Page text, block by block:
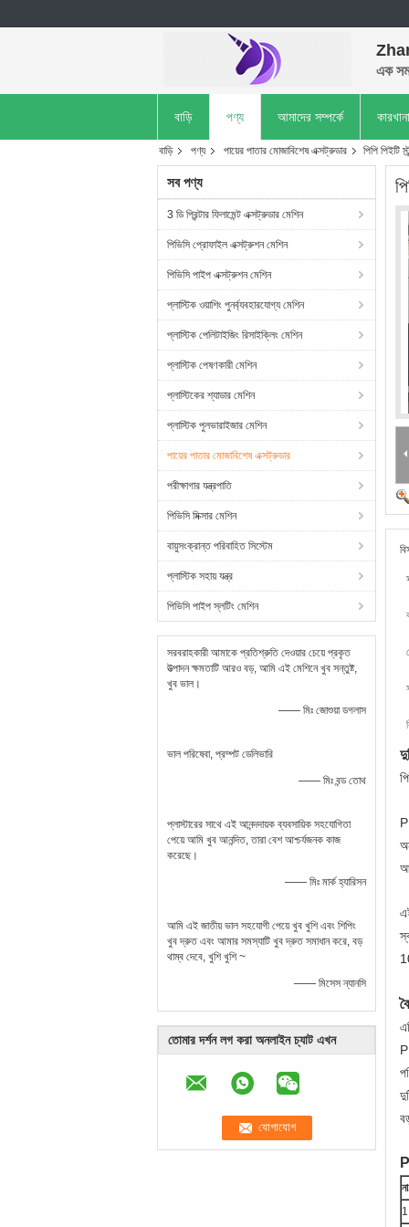
এক
বাড়ি পণ্য আমাদের সম্পর্কে
বাড়ি পণ্য পায়ের পাতার মোজাবিশেষ এক্সট্রুডার পিপি পিইটি
সব পণ্য
3 ডি প্রিন্টার ফিলামেন্ট এক্সট্রুডার মেশিন
পিভিসি প্রোফাইল এক্সট্রুশন মেশিন
পিভিসি পাইপ এক্সট্রুশন মেশিন
প্লাস্টিক ওয়াশিং পুনর্ব্যবহারযোগ্য মেশিন
প্লাস্টিক পেলিটাইজিং রিসাইক্লিং মেশিন
প্লাস্টিক পেষণকারী মেশিন
প্লাস্টিকের শ্যাডার মেশিন
প্লাস্টিক পুলভারাইজার মেশিন
পায়ের পাতার মোজাবিশেষ এক্সট্রুডার
পরীক্ষাগার যন্ত্রপাতি
পিভিসি মিক্সার মেশিন
বায়ুসংক্রান্ত পরিবাহিত সিস্টেম
প্লাস্টিক সহায় যন্ত্র
পিভিসি পাইপ স্লটিং মেশিন
সরবরাহকারী আমাকে প্রতিশ্রুতি দেওয়ার চেয়ে প্রকৃত
উত্পাদন ক্ষমতাটি আরও বড়, আমি এই মেশিনে খুব সন্তুষ্ট,
খুব ভাল।
—— মিঃ জোশুয়া ডগলাস
ভাল পরিষেবা, প্রম্পট ডেলিভারি
—— মিঃ বন্ড তোথ
প্লাস্টারের সাথে এই আনন্দদায়ক ব্যবসায়িক সহযোগিতা
পেয়ে আমি খুব আনন্দিত, তারা বেশ আশ্চর্যজনক কাজ
করেছে।
—— মিঃ মার্ক হ্যারিসন
আমি এই জাতীয় ভাল সহযোগী পেয়ে খুব খুশি এবং শিপিং
খুব দ্রুত এবং আমার সমস্যাটি খুব দ্রুত সমাধান করে, বড়
থাম্ব দেবে, খুশি খুশি ~
—— মিসেস ন্যানসি
তোমার দর্শন লগ করা অনলাইন চ্যাট এখন
1